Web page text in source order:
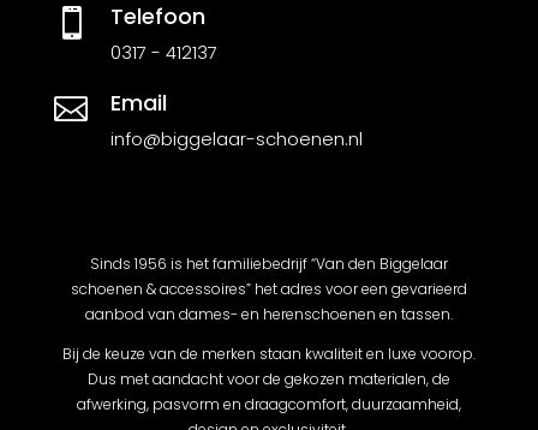
 Telefoon
0317 - 412137
 Email
info@biggelaar-schoenen.nl
Sinds 1956 is het familiebedrijf “Van den Biggelaar
schoenen & accessoires” het adres voor een gevarieerd
aanbod van dames- en herenschoenen en tassen.
Bij de keuze van de merken staan kwaliteit en luxe voorop.
Dus met aandacht voor de gekozen materialen, de
afwerking, pasvorm en draagcomfort, duurzaamheid,